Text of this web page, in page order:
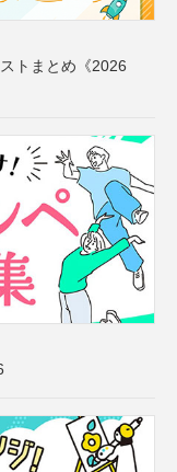
トまとめ《2026